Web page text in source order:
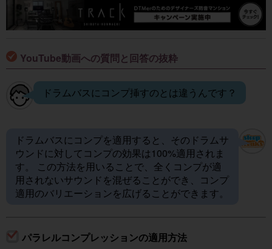
YouTube動画への質問と回答の抜粋
ドラムバスにコンプ挿すのとは違うんです？
ドラムバスにコンプを適用すると、そのドラムサ
ウンドに対してコンプの効果は100%適用されま
す。 この方法を用いることで、全くコンプが適
用されないサウンドを混ぜることができ、コンプ
適用のバリエーションを広げることができます。
パラレルコンプレッションの適用方法